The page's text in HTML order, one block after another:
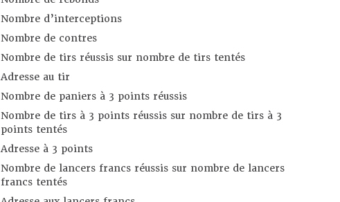
Nombre d’interceptions
Nombre de contres
Nombre de tirs réussis sur nombre de tirs tentés
Adresse au tir
Nombre de paniers à 3 points réussis
Nombre de tirs à 3 points réussis sur nombre de tirs à 3
points tentés
Adresse à 3 points
Nombre de lancers francs réussis sur nombre de lancers
francs tentés